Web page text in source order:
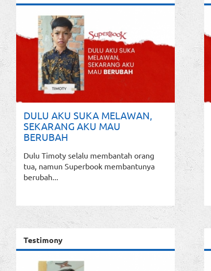
DULU AKU SUKA MELAWAN,
SEKARANG AKU MAU
BERUBAH
Dulu Timoty selalu membantah orang
tua, namun Superbook membantunya
berubah...
Testimony